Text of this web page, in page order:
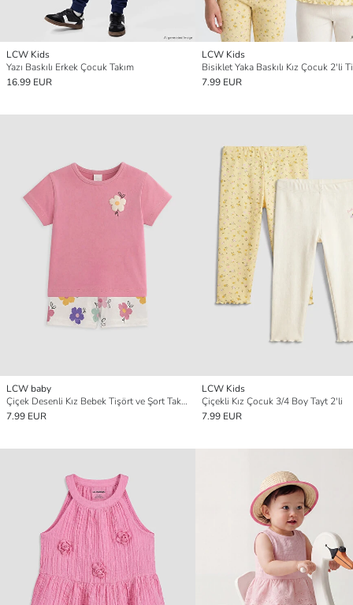
LCW Kids
Yazı Baskılı Erkek Çocuk Takım
16.99 EUR
LCW Kids
Bisiklet Yaka Baskılı Kız Çocuk 2'li
7.99 EUR
LCW baby
Çiçek Desenli Kız Bebek Tişört ve Şort Takım
7.99 EUR
LCW Kids
Çiçekli Kız Çocuk 3/4 Boy Tayt 2'li
7.99 EUR